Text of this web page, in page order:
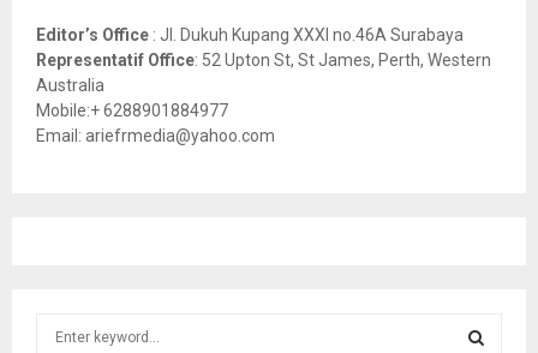
Editor’s Office : Jl. Dukuh Kupang XXXI no.46A Surabaya
Representatif Office: 52 Upton St, St James, Perth, Western
Australia
Mobile:+ 6288901884977
Email: ariefrmedia@yahoo.com